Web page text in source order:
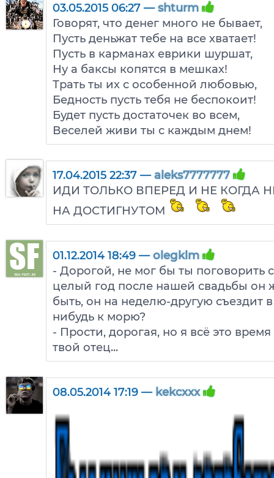
03.05.2015 06:27 —shturm
Говорят, что денег много не бывает,
Пусть деньжат тебе на все хватает!
Пусть в карманах еврики шуршат,
Ну а баксы копятся в мешках!
Трать ты их с особенной любовью,
Бедность пусть тебя не беспокоит!
Будет пусть достаточек во всем,
Веселей живи ты с каждым днем!
17.04.2015 22:37 —aleks7777777
ИДИ ТОЛЬКО ВПЕРЕД И НЕ КОГДА
НА ДОСТИГНУТОМ
01.12.2014 18:49 —olegklm
- Дорогой, не мог бы ты поговорить
целый год после нашей свадьбы он
быть, он на неделю-другую съездит
нибудь к морю?
- Прости, дорогая, но я всё это
твой отец...
08.05.2014 17:19 — kekcxxx